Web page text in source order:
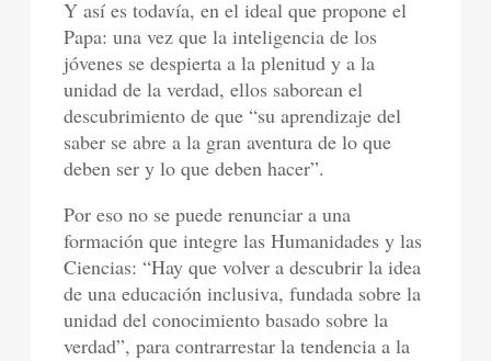
Y así es todavía, en el ideal que propone el
Papa: una vez que la inteligencia de los
jóvenes se despierta a la plenitud y a la
unidad de la verdad, ellos saborean el
descubrimiento de que “su aprendizaje del
saber se abre a la gran aventura de lo que
deben ser y lo que deben hacer”.
Por eso no se puede renunciar a una
formación que integre las Humanidades y las
Ciencias: “Hay que volver a descubrir la idea
de una educación inclusiva, fundada sobre la
unidad del conocimiento basado sobre la
verdad”, para contrarrestar la tendencia a la